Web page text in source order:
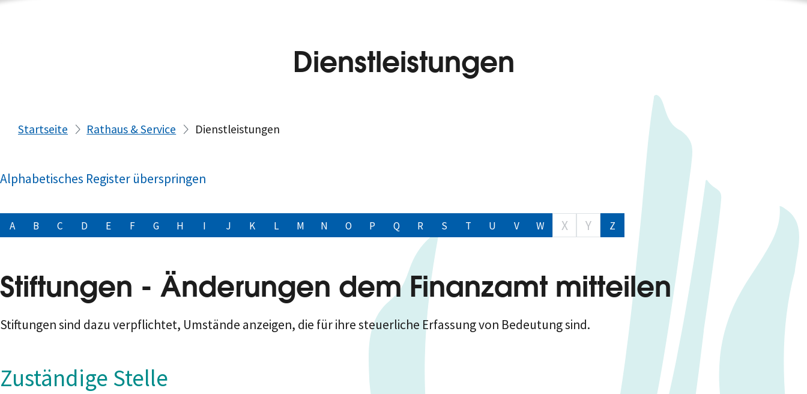
Dienstleistungen
Startseite Rathaus & Service Dienstleistungen
Alphabetisches Register überspringen
A B C D E F G H I J K L M N O P Q R S T U V W X Y Z
Stiftungen - Änderungen dem Finanzamt mitteilen
Stiftungen sind dazu verpflichtet, Umstände anzeigen, die für ihre steuerliche Erfassung von Bedeutung sind.
Zuständige Stelle